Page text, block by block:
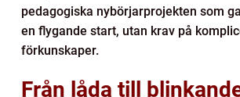
pedagogiska nybörjarprojekten som
en flygande start, utan krav på
förkunskaper.
Från låda till